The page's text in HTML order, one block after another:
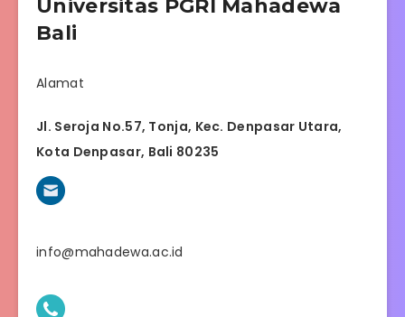
Universitas PGRI Mahadewa
Bali
Alamat
Jl. Seroja No.57, Tonja, Kec. Denpasar Utara,
Kota Denpasar, Bali 80235
info@mahadewa.ac.id